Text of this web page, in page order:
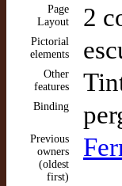
Page
Layout
2
Pictorial
elements
Other
features
Binding
Previous
owners
(oldest
first)